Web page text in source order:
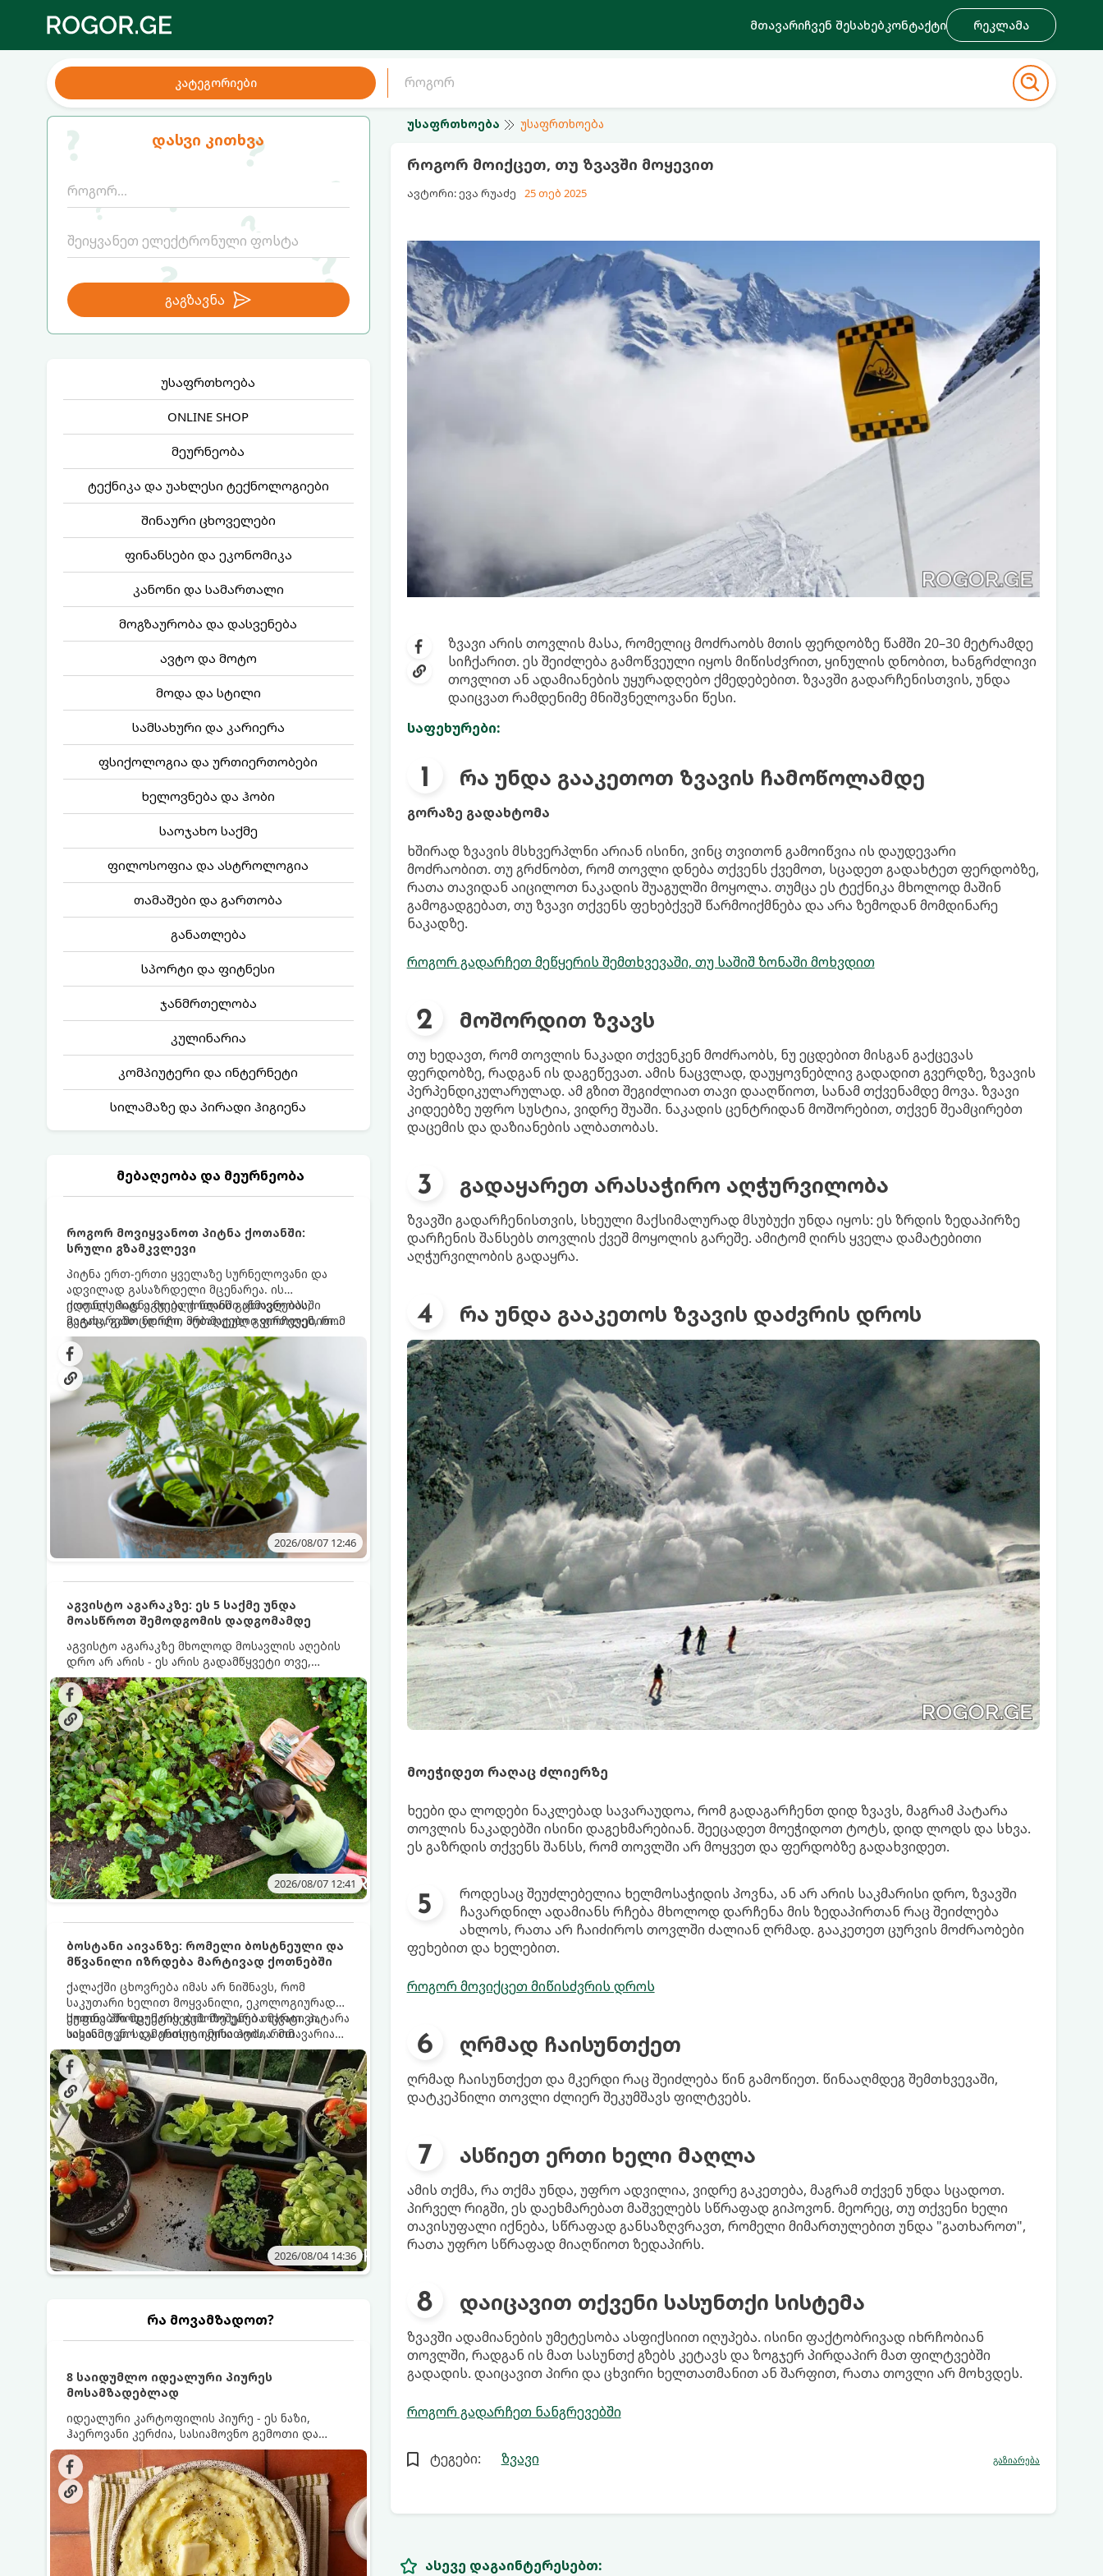
მთავარიჩვენ შესახებკონტაქტი რეკლამა
კატეგორიები
დასვი კითხვა
გაგზავნა
უსაფრთხოება
ONLINE SHOP
მეურნეობა
ტექნიკა და უახლესი ტექნოლოგიები
შინაური ცხოველები
ფინანსები და ეკონომიკა
კანონი და სამართალი
მოგზაურობა და დასვენება
ავტო და მოტო
მოდა და სტილი
სამსახური და კარიერა
ფსიქოლოგია და ურთიერთობები
ხელოვნება და ჰობი
საოჯახო საქმე
ფილოსოფია და ასტროლოგია
თამაშები და გართობა
განათლება
სპორტი და ფიტნესი
ჯანმრთელობა
კულინარია
კომპიუტერი და ინტერნეტი
სილამაზე და პირადი ჰიგიენა
მებაღეობა და მეურნეობა
როგორ მოვიყვანოთ პიტნა ქოთანში:
სრული გზამკვლევი
პიტნა ერთ-ერთი ყველაზე სურნელოვანი და
ადვილად გასაზრდელი მცენარეა. ის
იდეალურად ეგუება ქოთანში ცხოვრებას,
მეტიც, გამოცდილი მებაღეები გვირჩევენ, რომ
პიტნა მხოლოდ ქოთანში მოვიყვანოთ, რადგან
ღია გრუნტში (ბაღში) დარგვისას ის ფესვებით
ძალიან სწრაფად ვრცელდება და სხვა
მცენარეებს ავიწროებს.
ქოთნის პიტნა მთელი წლის განმავლობაში
გაგახარებთ ნორჩი, არომატული ფოთლებით
ჩაის, ლიმონათისა თუ კერძებისთვის.
2026/08/07 12:46
აგვისტო აგარაკზე: ეს 5 საქმე უნდა
მოასწროთ შემოდგომის დადგომამდე
აგვისტო აგარაკზე მხოლოდ მოსავლის აღების
დრო არ არის - ეს არის გადამწყვეტი თვე,
როდესაც საფუძველი ეყრება მომავალი წლის
მოსავალს და ბაღი მზადდება შემოდგომა-
ზამთრის სეზონისთვის. იმისათვის, რომ
ნიადაგმა ენერგია აღიდგინოს, ხოლო
მცენარეებმა ზამთარს გაუძლონ, აგვისტოს
ბოლომდე 5 მნიშვნელოვანი საქმის გაკეთება
უნდა მოასწროთ:
2026/08/07 12:41
ბოსტანი აივანზე: რომელი ბოსტნეული და
მწვანილი იზრდება მარტივად ქოთნებში
ქალაქში ცხოვრება იმას არ ნიშნავს, რომ
საკუთარი ხელით მოყვანილი, ეკოლოგიურად
სუფთა პროდუქტის გემოზე უარი თქვათ. პატარა
აივანიც კი საკმარისია იმისათვის, რომ
მოიწყოთ მინი-ბოსტანი, საიდანაც
ყოველდღიურად ახალ, არომატულ მწვანილსა
და ბოსტნეულს მოკრეფთ.
ქოთნებში მცენარეების მოშენება მარტივი,
სასიამოვნო და ესთეტიკური ჰობია. მთავარია
იცოდეთ, რომელი კულტურები ეგუებიან
ქოთნის პირობებს ყველაზე კარგად და როგორ
მოუაროთ მათ სწორად.
2026/08/04 14:36
რა მოვამზადოთ?
8 საიდუმლო იდეალური პიურეს
მოსამზადებლად
იდეალური კარტოფილის პიურე - ეს ნაზი,
ჰაეროვანი კერძია, სასიამოვნო გემოთი და
ნაღების-მოყვითალო ფერით. მისი მომზადება
ძალიან მარტივია, მაგრამ არსებობს რამდენიმე
საიდუმლო, რომლებიც უნდა იცოდეთ, რომ
პიურე იდეალურად გემრიელი გამოვიდეს.
უსაფრთხოება უსაფრთხოება
როგორ მოიქცეთ, თუ ზვავში მოყევით
ავტორი: ევა რუაძე 25 თებ 2025
ზვავი არის თოვლის მასა, რომელიც მოძრაობს მთის ფერდობზე წამში 20–30 მეტრამდე
სიჩქარით. ეს შეიძლება გამოწვეული იყოს მიწისძვრით, ყინულის დნობით, ხანგრძლივი
თოვლით ან ადამიანების უყურადღებო ქმედებებით. ზვავში გადარჩენისთვის, უნდა
დაიცვათ რამდენიმე მნიშვნელოვანი წესი.
საფეხურები:
რა უნდა გააკეთოთ ზვავის ჩამოწოლამდე
გორაზე გადახტომა
ხშირად ზვავის მსხვერპლნი არიან ისინი, ვინც თვითონ გამოიწვია ის დაუდევარი
მოძრაობით. თუ გრძნობთ, რომ თოვლი დნება თქვენს ქვემოთ, სცადეთ გადახტეთ ფერდობზე,
რათა თავიდან აიცილოთ ნაკადის შუაგულში მოყოლა. თუმცა ეს ტექნიკა მხოლოდ მაშინ
გამოგადგებათ, თუ ზვავი თქვენს ფეხებქვეშ წარმოიქმნება და არა ზემოდან მომდინარე
ნაკადზე.
როგორ გადარჩეთ მეწყერის შემთხვევაში, თუ საშიშ ზონაში მოხვდით
მოშორდით ზვავს
თუ ხედავთ, რომ თოვლის ნაკადი თქვენკენ მოძრაობს, ნუ ეცდებით მისგან გაქცევას
ფერდობზე, რადგან ის დაგეწევათ. ამის ნაცვლად, დაუყოვნებლივ გადადით გვერდზე, ზვავის
პერპენდიკულარულად. ამ გზით შეგიძლიათ თავი დააღწიოთ, სანამ თქვენამდე მოვა. ზვავი
კიდეებზე უფრო სუსტია, ვიდრე შუაში. ნაკადის ცენტრიდან მოშორებით, თქვენ შეამცირებთ
დაცემის და დაზიანების ალბათობას.
გადაყარეთ არასაჭირო აღჭურვილობა
ზვავში გადარჩენისთვის, სხეული მაქსიმალურად მსუბუქი უნდა იყოს: ეს ზრდის ზედაპირზე
დარჩენის შანსებს თოვლის ქვეშ მოყოლის გარეშე. ამიტომ ღირს ყველა დამატებითი
აღჭურვილობის გადაყრა.
რა უნდა გააკეთოს ზვავის დაძვრის დროს
მოეჭიდეთ რაღაც ძლიერზე
ხეები და ლოდები ნაკლებად სავარაუდოა, რომ გადაგარჩენთ დიდ ზვავს, მაგრამ პატარა
თოვლის ნაკადებში ისინი დაგეხმარებიან. შეეცადეთ მოეჭიდოთ ტოტს, დიდ ლოდს და სხვა.
ეს გაზრდის თქვენს შანსს, რომ თოვლში არ მოყვეთ და ფერდობზე გადახვიდეთ.
როდესაც შეუძლებელია ხელმოსაჭიდის პოვნა, ან არ არის საკმარისი დრო, ზვავში
ჩავარდნილ ადამიანს რჩება მხოლოდ დარჩენა მის ზედაპირთან რაც შეიძლება
ახლოს, რათა არ ჩაიძიროს თოვლში ძალიან ღრმად. გააკეთეთ ცურვის მოძრაობები
ფეხებით და ხელებით.
როგორ მოვიქცეთ მიწისძვრის დროს
ღრმად ჩაისუნთქეთ
ღრმად ჩაისუნთქეთ და მკერდი რაც შეიძლება წინ გამოწიეთ. წინააღმდეგ შემთხვევაში,
დატკეპნილი თოვლი ძლიერ შეკუმშავს ფილტვებს.
ასწიეთ ერთი ხელი მაღლა
ამის თქმა, რა თქმა უნდა, უფრო ადვილია, ვიდრე გაკეთება, მაგრამ თქვენ უნდა სცადოთ.
პირველ რიგში, ეს დაეხმარებათ მაშველებს სწრაფად გიპოვონ. მეორეც, თუ თქვენი ხელი
თავისუფალი იქნება, სწრაფად განსაზღვრავთ, რომელი მიმართულებით უნდა "გათხაროთ",
რათა უფრო სწრაფად მიაღწიოთ ზედაპირს.
დაიცავით თქვენი სასუნთქი სისტემა
ზვავში ადამიანების უმეტესობა ასფიქსიით იღუპება. ისინი ფაქტობრივად იხრჩობიან
თოვლში, რადგან ის მათ სასუნთქ გზებს კეტავს და ზოგჯერ პირდაპირ მათ ფილტვებში
გადადის. დაიცავით პირი და ცხვირი ხელთათმანით ან შარფით, რათა თოვლი არ მოხვდეს.
როგორ გადარჩეთ ნანგრევებში
ტეგები: ზვავი გაზიარება
ასევე დაგაინტერესებთ: